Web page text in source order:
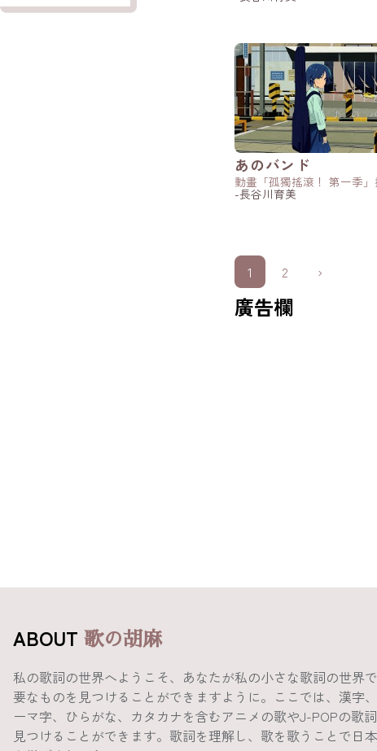
あのバンド
動畫「孤獨搖滾！ 第一季」
-長谷川育美
1 2 ›
廣告欄
ABOUT 歌の胡麻
私の歌詞の世界へようこそ、あなたが私の小さな歌詞の世界
要なものを見つけることができますように。ここでは、漢字
ーマ字、ひらがな、カタカナを含むアニメの歌やJ-POPの歌
見つけることができます。歌詞を理解し、歌を歌うことで日